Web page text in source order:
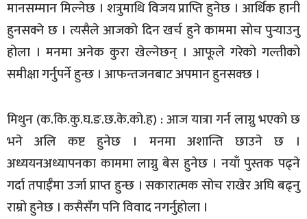
मानसम्मान मिल्नेछ । शत्रुमाथि विजय प्राप्ति हुनेछ । आर्थिक हानी
हुनसक्ने छ । त्यसैले आजको दिन खर्च हुने काममा सोच पुर्‍याउनु
होला । मनमा अनेक कुरा खेल्नेछन् । आफूले गरेको गल्तीको
समीक्षा गर्नुपर्ने हुन्छ । आफन्तजनबाट अपमान हुनसक्छ ।
मिथुन (क.कि.कु.घ.ङ.छ.के.को.ह) : आज यात्रा गर्न लाग्नु भएको छ
भने अलि कष्ट हुनेछ । मनमा अशान्ति छाउने छ ।
अध्ययनअध्यापनका काममा लाग्नु बेस हुनेछ । नयाँ पुस्तक पढ्ने
गर्दा तपाईँमा उर्जा प्राप्त हुन्छ । सकारात्मक सोच राखेर अघि बढ्नु
राम्रो हुनेछ । कसैसँग पनि विवाद नगर्नुहोला ।